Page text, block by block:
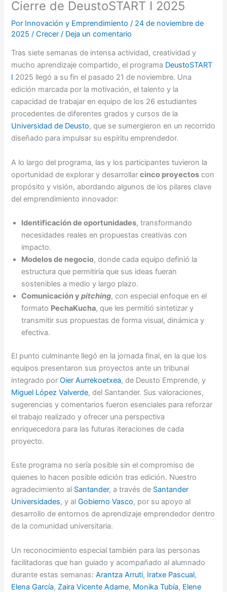
Cierre de DeustoSTART I 2025
Por Innovación y Emprendimiento/ 24 de noviembre de
2025/Crecer / Deja un comentario
Tras siete semanas de intensa actividad, creatividad y
mucho aprendizaje compartido, el programa DeustoSTART
I 2025 llegó a su fin el pasado 21 de noviembre. Una
edición marcada por la motivación, el talento y la
capacidad de trabajar en equipo de los 26 estudiantes
procedentes de diferentes grados y cursos de la
Universidad de Deusto, que se sumergieron en un recorrido
diseñado para impulsar su espíritu emprendedor.
A lo largo del programa, las y los participantes tuvieron la
oportunidad de explorar y desarrollarcinco proyectos con
propósito y visión, abordando algunos de los pilares clave
del emprendimiento innovador:
Identificación de oportunidades, transformando
necesidades reales en propuestas creativas con
impacto.
Modelos de negocio, donde cada equipo definió la
estructura que permitiría que sus ideas fueran
sostenibles a medio y largo plazo.
Comunicación ypitching, con especial enfoque en el
formato PechaKucha, que les permitió sintetizar y
transmitir sus propuestas de forma visual, dinámica y
efectiva.
El punto culminante llegó en la jornada final, en la que los
equipos presentaron sus proyectos ante un tribunal
integrado porOier Aurrekoetxea, de Deusto Emprende, y
Miguel López Valverde, del Santander. Sus valoraciones,
sugerencias y comentarios fueron esenciales para reforzar
el trabajo realizado y ofrecer una perspectiva
enriquecedora para las futuras iteraciones de cada
proyecto.
Este programa no sería posible sin el compromiso de
quienes lo hacen posible edición tras edición. Nuestro
agradecimiento al Santander, a través de Santander
Universidades, y alGobierno Vasco, por su apoyo al
desarrollo de entornos de aprendizaje emprendedor dentro
de la comunidad universitaria.
Un reconocimiento especial también para las personas
facilitadoras que han guiado y acompañado al alumnado
durante estas semanas:Arantza Arruti, Iratxe Pascual,
Elena García, Zaira Vicente Adame, Monika Tubía, Elene